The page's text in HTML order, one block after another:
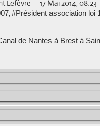
Lefèvre - 17 Mai 2014, 08:23
,#Président association loi